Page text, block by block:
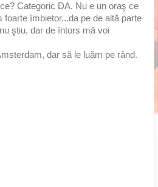
Categoric DA. Nu e un oraş ce
îmbietor...da pe de altă parte
ştiu, dar de întors mă voi
dar să le luăm pe rând.